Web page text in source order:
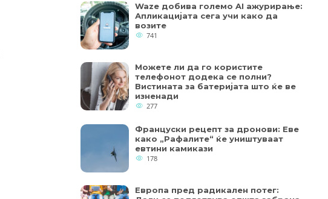
Waze добива големо AI ажурирање:
Апликацијата сега учи како да
возите
741
Можете ли да го користите
телефонот додека се полни?
Вистината за батеријата што ќе ве
изненади
277
Француски рецепт за дронови: Еве
како „Рафалите“ ќе уништуваат
евтини камикази
178
Европа пред радикален потег: